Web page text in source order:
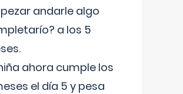
andarle algo
a los 5
ahora cumple los
el día 5 y pesa